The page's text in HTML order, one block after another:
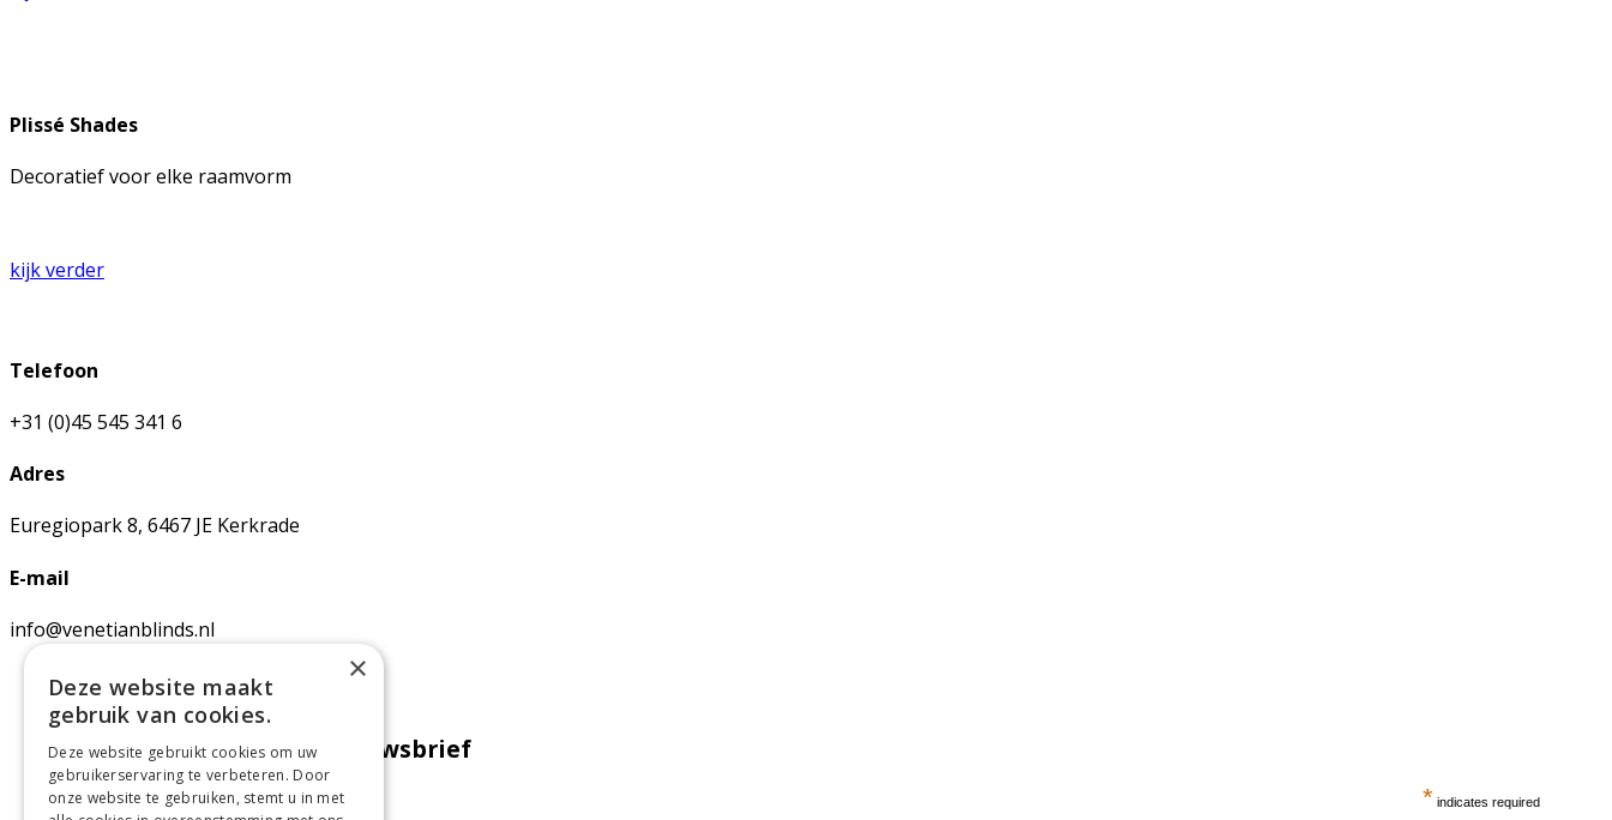
Plissé Shades
Decoratief voor elke raamvorm
kijk verder
Telefoon
+31 (0)45 545 341 6
Adres
Euregiopark 8, 6467 JE Kerkrade
E-mail
info@venetianblinds.nl
Meld je aan voor onze nieuwsbrief
* indicates required
×
Deze website maakt
gebruik van cookies.
Deze website gebruikt cookies om uw
gebruikerservaring te verbeteren. Door
onze website te gebruiken, stemt u in met